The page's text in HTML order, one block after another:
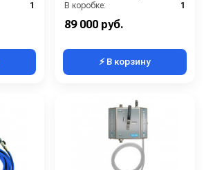
1
В коробке:
1
89 000 руб.
⚡ В корзину